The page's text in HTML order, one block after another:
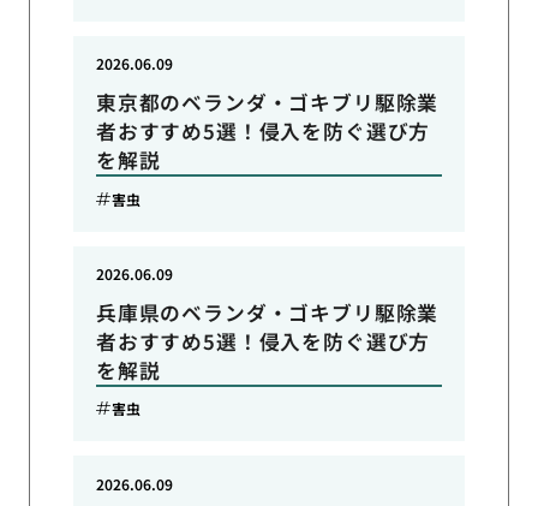
東京都のベランダ・ゴキブリ駆除業
者おすすめ5選！侵入を防ぐ選び方
を解説
2026.06.09
害虫
兵庫県のベランダ・ゴキブリ駆除業
者おすすめ5選！侵入を防ぐ選び方
を解説
2026.06.09
害虫
2026.06.09